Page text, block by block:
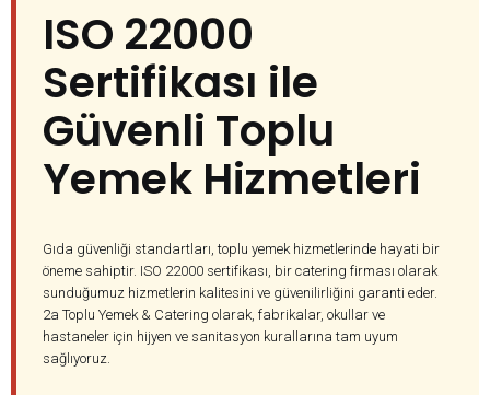
ISO 22000
Sertifikası ile
Güvenli Toplu
Yemek Hizmetleri
Gıda güvenliği standartları, toplu yemek hizmetlerinde hayati bir
öneme sahiptir. ISO 22000 sertifikası, bir catering firması olarak
sunduğumuz hizmetlerin kalitesini ve güvenilirliğini garanti eder.
2a Toplu Yemek & Catering olarak, fabrikalar, okullar ve
hastaneler için hijyen ve sanitasyon kurallarına tam uyum
sağlıyoruz.